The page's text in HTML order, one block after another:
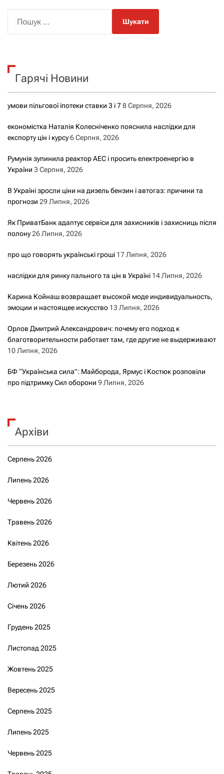
к
Гарячі Новини
умови пільгової іпотеки ставки 3 і 78 Серпня, 2026
економістка Наталія Колесніченко пояснила наслідки для
експорту цін і курсу6 Серпня, 2026
Румунія зупинила реактор АЕС і просить електроенергію в
України 3 Серпня, 2026
В Україні зросли ціни на дизель бензин і автогаз: причини та
прогнози 29 Липня, 2026
Як ПриватБанк адаптує сервіси для захисників і захисниць після
полону26 Липня, 2026
про що говорять українські гроші 17 Липня, 2026
наслідки для ринку пального та цін в Україні 14 Липня, 2026
Карина Койнаш возвращает высокой моде индивидуальность,
эмоции и настоящее искусство 13 Липня, 2026
Орлов Дмитрий Александрович: почему его подход к
благотворительности работает там, где другие не выдерживают
10 Липня, 2026
БФ “Українська сила”: Майборода, Ярмус і Костюк розповіли
про підтримку Сил оборони 9 Липня, 2026
Архіви
Серпень 2026
Липень 2026
Червень 2026
Травень 2026
Квітень 2026
Березень 2026
Лютий 2026
Січень 2026
Грудень 2025
Листопад 2025
Жовтень 2025
Вересень 2025
Серпень 2025
Липень 2025
Червень 2025